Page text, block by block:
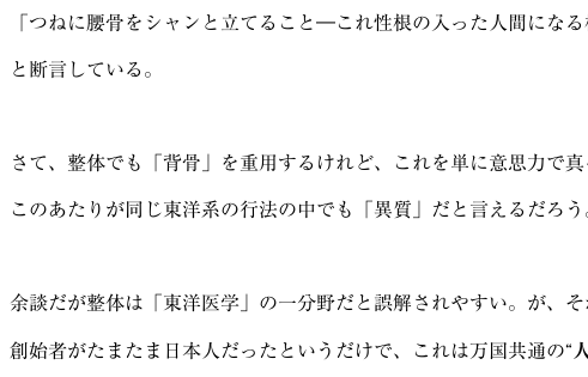
「つねに腰骨をシャンと立てること―これ性根の入った人間になる
と断言している。
さて、整体でも「背骨」を重用するけれど、これを単に意思力で
このあたりが同じ東洋系の行法の中でも「異質」だと言えるだろう
余談だが整体は「東洋医学」の一分野だと誤解されやすい。が、そ
創始者がたまたま日本人だったというだけで、これは万国共通の“